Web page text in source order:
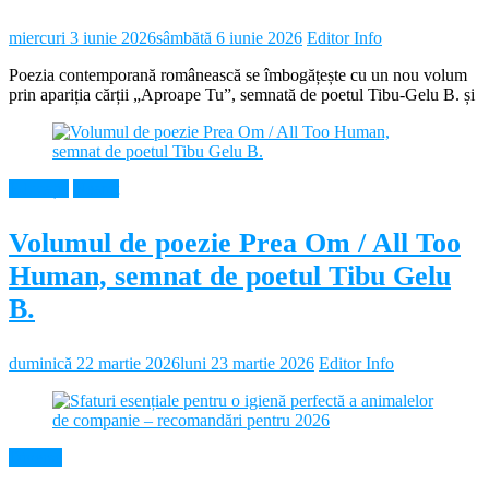
miercuri 3 iunie 2026sâmbătă 6 iunie 2026 Editor Info
Poezia contemporană românească se îmbogățește cu un nou volum
prin apariția cărții „Aproape Tu”, semnată de poetul Tibu-Gelu B. și
Volumul de poezie Prea Om / All Too
Human, semnat de poetul Tibu Gelu
B.
duminică 22 martie 2026luni 23 martie 2026 Editor Info